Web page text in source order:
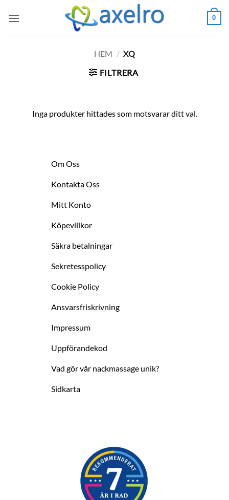
0
HEM / XQ
FILTRERA
Inga produkter hittades som motsvarar ditt val.
Om Oss
Kontakta Oss
Mitt Konto
Köpevillkor
Säkra betalningar
Sekretesspolicy
Cookie Policy
Ansvarsfriskrivning
Impressum
Uppförandekod
Vad gör vår nackmassage unik?
Sidkarta